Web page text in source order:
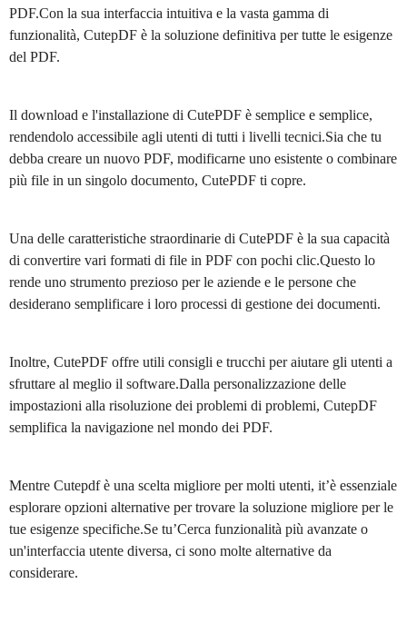
PDF.Con la sua interfaccia intuitiva e la vasta gamma di
funzionalità, CutepDF è la soluzione definitiva per tutte le esigenze
del PDF.
Il download e l'installazione di CutePDF è semplice e semplice,
rendendolo accessibile agli utenti di tutti i livelli tecnici.Sia che tu
debba creare un nuovo PDF, modificarne uno esistente o combinare
più file in un singolo documento, CutePDF ti copre.
Una delle caratteristiche straordinarie di CutePDF è la sua capacità
di convertire vari formati di file in PDF con pochi clic.Questo lo
rende uno strumento prezioso per le aziende e le persone che
desiderano semplificare i loro processi di gestione dei documenti.
Inoltre, CutePDF offre utili consigli e trucchi per aiutare gli utenti a
sfruttare al meglio il software.Dalla personalizzazione delle
impostazioni alla risoluzione dei problemi di problemi, CutepDF
semplifica la navigazione nel mondo dei PDF.
Mentre Cutepdf è una scelta migliore per molti utenti, it’è essenziale
esplorare opzioni alternative per trovare la soluzione migliore per le
tue esigenze specifiche.Se tu’Cerca funzionalità più avanzate o
un'interfaccia utente diversa, ci sono molte alternative da
considerare.